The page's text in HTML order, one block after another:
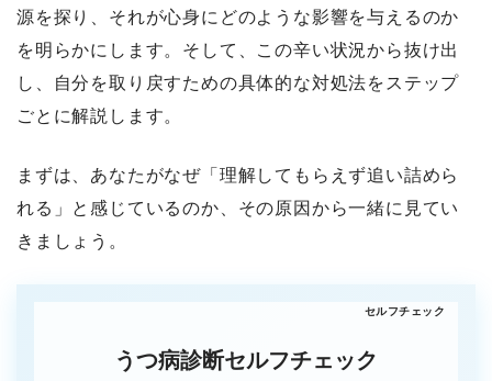
源を探り、それが心身にどのような影響を与えるのか
を明らかにします。そして、この辛い状況から抜け出
し、自分を取り戻すための具体的な対処法をステップ
ごとに解説します。
まずは、あなたがなぜ「理解してもらえず追い詰めら
れる」と感じているのか、その原因から一緒に見てい
きましょう。
うつ病診断セルフチェック